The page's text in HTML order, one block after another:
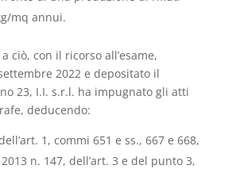
mq annui.
ciò, con il ricorso all’esame,
2022 e depositato il
23, I.I. s.r.l. ha impugnato gli atti
deducendo:
1, commi 651 e ss., 667 e 668,
n. 147, dell’art. 3 e del punto 3,